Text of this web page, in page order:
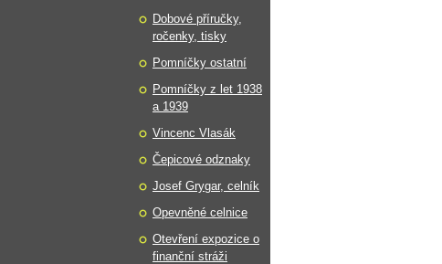
Dobové příručky,
ročenky, tisky
Pomníčky ostatní
Pomníčky z let 1938
a 1939
Vincenc Vlasák
Čepicové odznaky
Josef Grygar, celník
Opevněné celnice
Otevření expozice o
finanční stráži